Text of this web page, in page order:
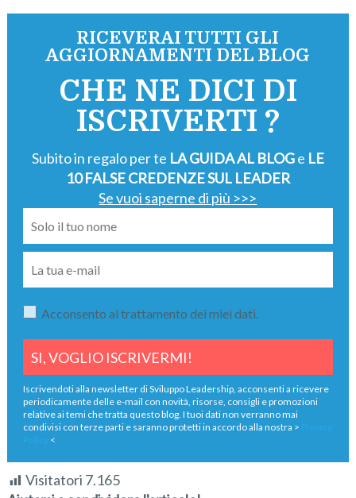
RICEVERAI TUTTI GLI
AGGIORNAMENTI DEL BLOG
CHE NE DICI DI
ISCRIVERTI ?
Subito in regalo per te LA GUIDA AL BLOGe LE
10 FALSE CREDENZE SUL LEADER
Se vuoi saperne di più >>>
Acconsento al trattamento dei miei dati.
Iscrivendoti alla newsletter di Sviluppo Leadership, acconsenti a ricevere
periodicamente delle e-mail con novità, risorse, consigli e promozioni
relative ai temi che tratta questo blog. I tuoi dati non verranno mai
condivisi con terze parti e saranno protetti in accordo alla nostra > Privacy
Policy
<
Visitatori 7.165